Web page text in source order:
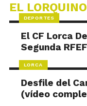
EL
DEPORTES
El CF Lorca
Segunda RFEF
LORCA
Desfile del
(vídeo